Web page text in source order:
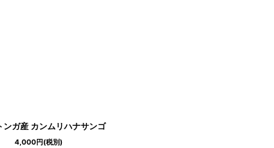
ンガ産 カンムリハナサンゴ
4,000円(税別)